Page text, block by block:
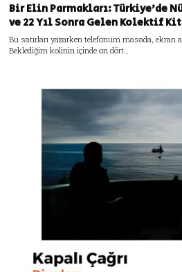
Bir Elin Parmakları: Türkiye’de
ve 22 Yıl Sonra Gelen Kolektif
Bu satırları yazarken telefonum masada, ekran
Beklediğim kolinin içinde on dört…